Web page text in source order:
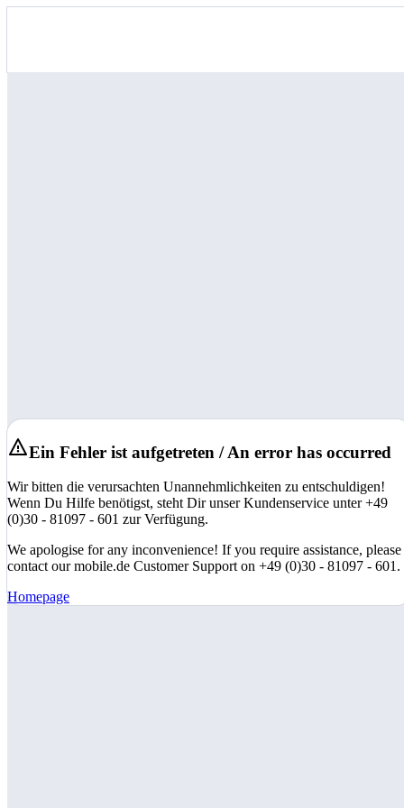
Ein Fehler ist aufgetreten / An error has occurred
Wir bitten die verursachten Unannehmlichkeiten zu entschuldigen!
Wenn Du Hilfe benötigst, steht Dir unser Kundenservice unter +49
(0)30 - 81097 - 601 zur Verfügung.
We apologise for any inconvenience! If you require assistance, please
contact our mobile.de Customer Support on +49 (0)30 - 81097 - 601.
Homepage